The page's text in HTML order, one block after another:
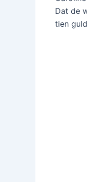
Dat de
tien